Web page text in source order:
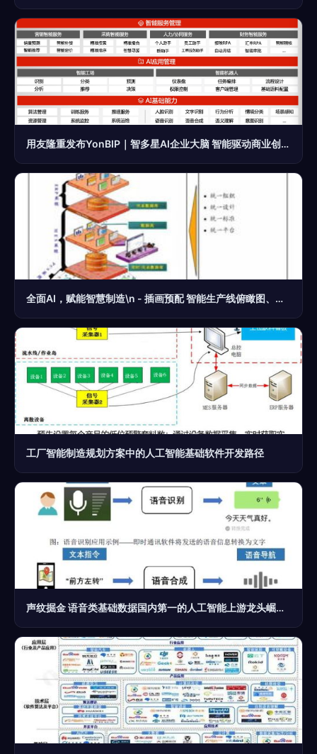
用友隆重发布YonBIP｜智多星AI企业大脑 智能驱动商业创新，人工智能基础软件开发
全面AI，赋能智慧制造\n - 插画预配 智能生产线俯瞰图、多机械臂动态演示\n\n2. **第二页 车间大脑的数字化转型需求**\n －动力与痛点并存 \t提效 70%有效产能瓶颈移除时间，次品降低 ；链路优化减少报废等意外支出\n\n3. **第三列表演板块:全面的自主开发AI方法论 ** \n – 「计算机视觉质检」——轮廓匹配技术至±0.01mm偏差识别、代替85%员工的耗费检验工牌堆样\– “感官融合语音巡检分析”与交互预案\]语 联合监控夜作产线异响定位+振动统计自动置自动报警排除\n
工厂智能制造规划方案中的人工智能基础软件开发路径
声纹掘金 语音类基础数据国内第一的人工智能上游龙头崛起之路